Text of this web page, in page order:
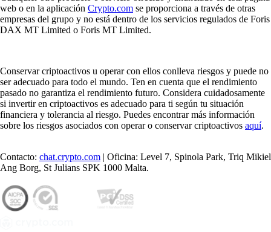
web o en la aplicación Crypto.com se proporciona a través de otras
empresas del grupo y no está dentro de los servicios regulados de Foris
DAX MT Limited o Foris MT Limited.
Conservar criptoactivos u operar con ellos conlleva riesgos y puede no
ser adecuado para todo el mundo. Ten en cuenta que el rendimiento
pasado no garantiza el rendimiento futuro. Considera cuidadosamente
si invertir en criptoactivos es adecuado para ti según tu situación
financiera y tolerancia al riesgo. Puedes encontrar más información
sobre los riesgos asociados con operar o conservar criptoactivos aquí.
Contacto: chat.crypto.com | Oficina: Level 7, Spinola Park, Triq Mikiel
Ang Borg, St Julians SPK 1000 Malta.